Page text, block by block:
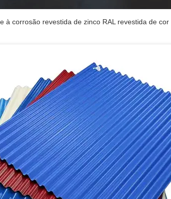
à corrosão revestida de zinco RAL revestida de